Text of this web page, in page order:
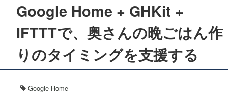
Google Home + GHKit +
IFTTTで、奥さんの晩ごはん作
りのタイミングを支援する
Google Home